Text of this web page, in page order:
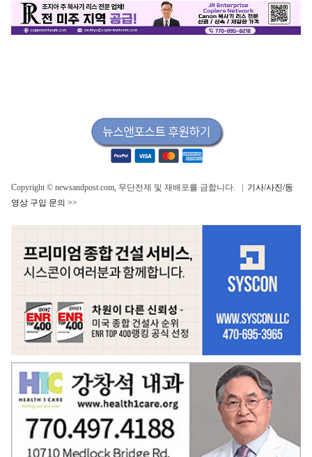
Copyright © newsandpost.com, 무단전제 및 재배포를 금합니다. | 기사/사진/동
영상 구입 문의 >>